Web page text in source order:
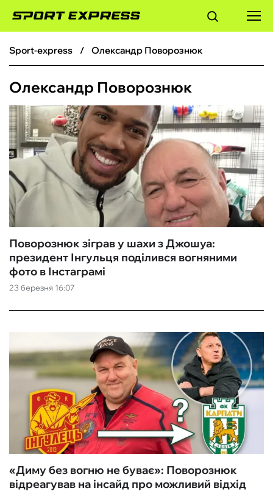
ФУТБОЛ
БАСКЕТБОЛ
БОКС
ХОКЕЙ
ТЕНІС
КІБЕРСПОРТ
ЧС-2026
ФУТЗАЛ
БУКМЕКЕРИ
sport-express Олександр Поворознюк
Олександр Поворознюк
23 березня 16:07
Поворознюк зіграв у шахи з Джошуа:
президент Інгульця поділився вогняними
фото в Інстаграмі
«Диму без вогню не буває»: Поворознюк
відреагував на інсайд про можливий відхід